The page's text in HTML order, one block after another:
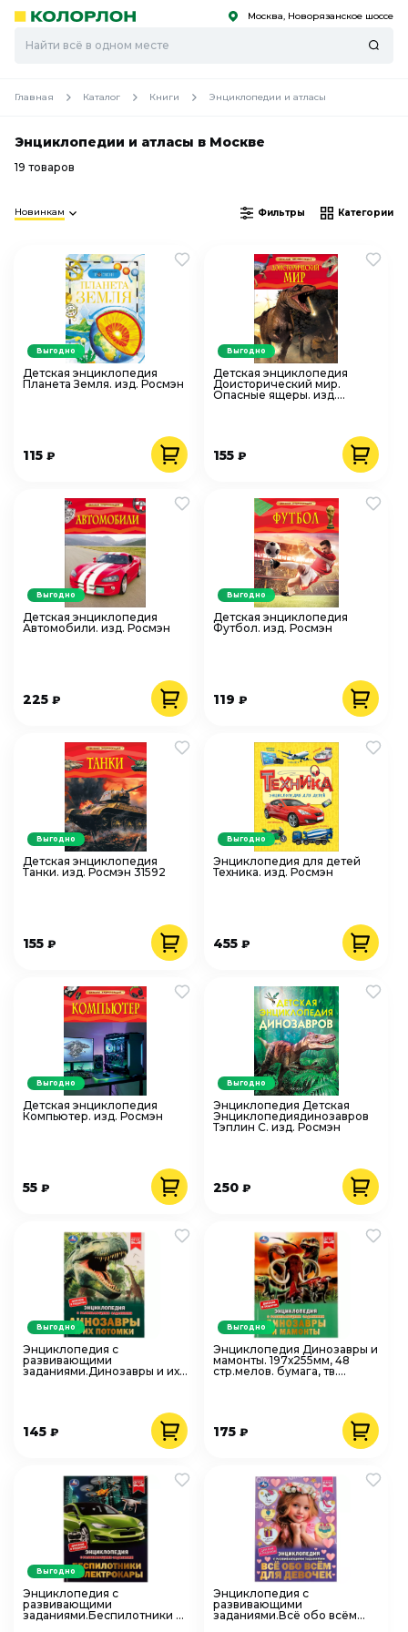
Скоро
Скоро Москва, Новорязанское шоссе
Главная Каталог Книги Энциклопедии и атласы
Энциклопедии и атласы в Москве
19 товаров
Новинкам Фильтры Категории
Детская энциклопедия
Планета Земля. изд. Росмэн
115 ₽
Выгодно
Детская энциклопедия
Доисторический мир.
Опасные ящеры. изд.
155₽
Выгодно
Детская энциклопедия
Автомобили. изд. Росмэн
225 ₽
Выгодно
Детская энциклопедия
Футбол. изд. Росмэн
119₽
Выгодно
Детская энциклопедия
Танки. изд. Росмэн 31592
155 ₽
Выгодно
Энциклопедия для детей
Техника. изд. Росмэн
455₽
Выгодно
Детская энциклопедия
Компьютер. изд. Росмэн
55 ₽
Выгодно
Энциклопедия Детская
Энциклопедиядинозавров
Тэплин С. изд. Росмэн
250₽
Выгодно
Энциклопедия с
развивающими
заданиями.Динозавры и их
145 ₽
Выгодно
Энциклопедия Динозавры и
мамонты. 197х255мм, 48
стр.мелов. бумага, тв.
175₽
Выгодно
Энциклопедия с
развивающими
заданиями.Беспилотники и
Выгодно
Энциклопедия с
развивающими
заданиями.Всё обо всём